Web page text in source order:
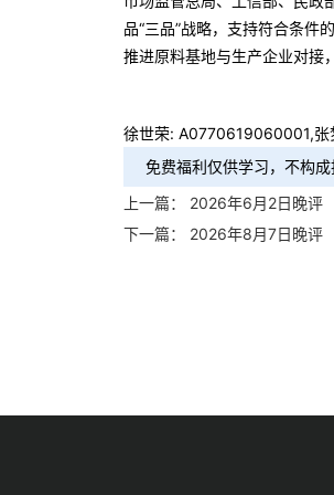
品“三品”战略，支持符合条件
推进原料基地与生产企业对接
徐世荣: A0770619060001,
免费福利仅供学习，不构
上一篇：
2026年6月2日晚评
下一篇：
2026年8月7日晚评